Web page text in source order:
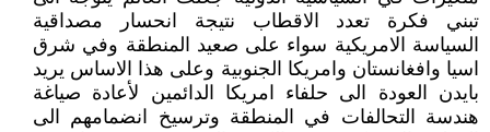
تبني فكرة تعدد الاقطاب نتيجة انحسار مصداقية
السياسة الامريكية سواء على صعيد المنطقة وفي شرق
اسيا وافغانستان وامريكا الجنوبية وعلى هذا الاساس يريد
بايدن العودة الى حلفاء امريكا الدائمين لأعادة صياغة
هندسة التحالفات في المنطقة وترسيخ انضمامهم الى